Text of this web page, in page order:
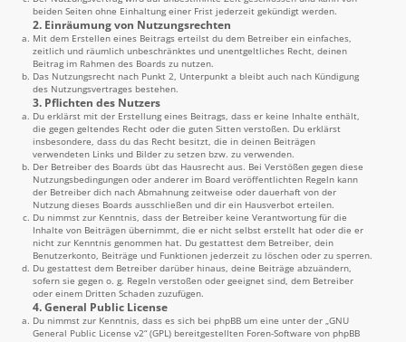
beiden Seiten ohne Einhaltung einer Frist jederzeit gekündigt werden.
2. Einräumung von Nutzungsrechten
Mit dem Erstellen eines Beitrags erteilst du dem Betreiber ein einfaches,
zeitlich und räumlich unbeschränktes und unentgeltliches Recht, deinen
Beitrag im Rahmen des Boards zu nutzen.
Das Nutzungsrecht nach Punkt 2, Unterpunkt a bleibt auch nach Kündigung
des Nutzungsvertrages bestehen.
3. Pflichten des Nutzers
Du erklärst mit der Erstellung eines Beitrags, dass er keine Inhalte enthält,
die gegen geltendes Recht oder die guten Sitten verstoßen. Du erklärst
insbesondere, dass du das Recht besitzt, die in deinen Beiträgen
verwendeten Links und Bilder zu setzen bzw. zu verwenden.
Der Betreiber des Boards übt das Hausrecht aus. Bei Verstößen gegen diese
Nutzungsbedingungen oder anderer im Board veröffentlichten Regeln kann
der Betreiber dich nach Abmahnung zeitweise oder dauerhaft von der
Nutzung dieses Boards ausschließen und dir ein Hausverbot erteilen.
Du nimmst zur Kenntnis, dass der Betreiber keine Verantwortung für die
Inhalte von Beiträgen übernimmt, die er nicht selbst erstellt hat oder die er
nicht zur Kenntnis genommen hat. Du gestattest dem Betreiber, dein
Benutzerkonto, Beiträge und Funktionen jederzeit zu löschen oder zu sperren.
Du gestattest dem Betreiber darüber hinaus, deine Beiträge abzuändern,
sofern sie gegen o. g. Regeln verstoßen oder geeignet sind, dem Betreiber
oder einem Dritten Schaden zuzufügen.
4. General Public License
Du nimmst zur Kenntnis, dass es sich bei phpBB um eine unter der „GNU
General Public License v2“ (GPL) bereitgestellten Foren-Software von phpBB